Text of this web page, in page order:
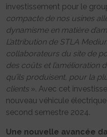
investissement pour le
compacte de nos usines
dynamisme en matière
L’attribution de STLA
collaborateurs du site de
des coûts et l’amélioration
qu’ils produisent, pour la
clients». Avec cet
nouveau véhicule
second semestre 2024.
Une nouvelle avancée